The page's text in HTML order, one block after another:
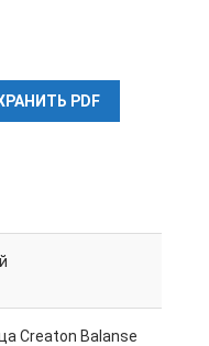
PDF
Creaton Balanse